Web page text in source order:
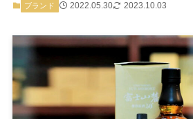
ブランド 2022.05.30 2023.10.03